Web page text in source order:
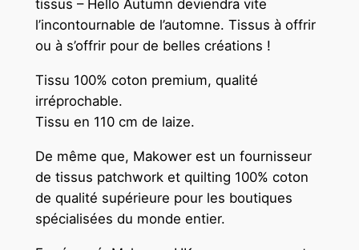
c
m
tissus – Hello Autumn deviendra vite
l’incontournable de l’automne. Tissus à offrir
ou à s’offrir pour de belles créations !
Tissu 100% coton premium, qualité
irréprochable.
Tissu en 110 cm de laize.
De même que, Makower est un fournisseur
de tissus patchwork et quilting 100% coton
de qualité supérieure pour les boutiques
spécialisées du monde entier.